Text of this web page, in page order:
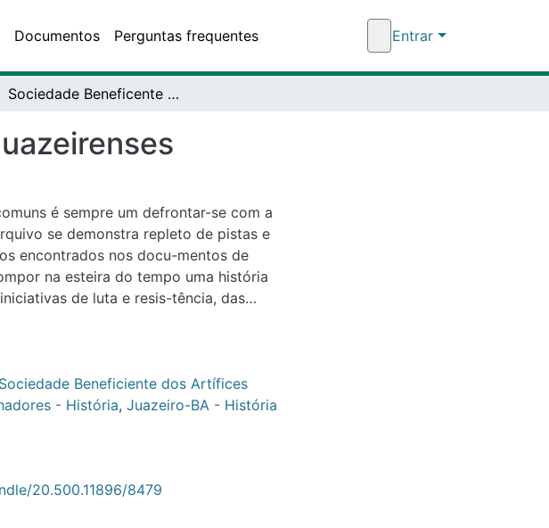
Perguntas frequentes Entrar
Sociedade Beneficente dos Artífices Juazeirenses
é sempre um defrontar-se com a
se demonstra repleto de pistas e
nos docu-mentos de pesquisa
do tempo uma história cultural da cidade
tência, das figuras que, inconfor-madas
Beneficiente dos Artífices
- História,Juazeiro-BA - História
20.500.11896/8479